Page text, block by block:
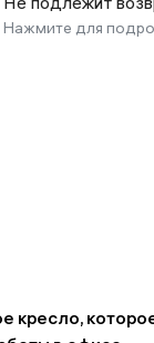
Нажмите для
кресло,